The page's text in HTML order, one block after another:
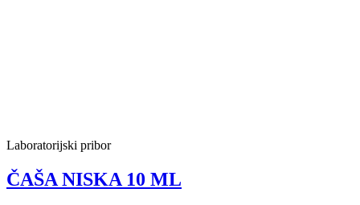
Laboratorijski pribor
ČAŠA NISKA 10 ML